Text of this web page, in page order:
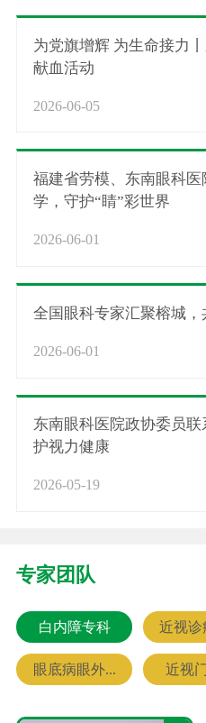
为党旗增辉 为生命接力
献血活动
2026-06-05
福建省劳模、东南眼科
学，守护“睛”彩世界
2026-06-01
全国眼科专家汇聚榕城
2026-06-01
东南眼科医院政协委员联
护视力健康
2026-05-19
专家团队
白内障专科
眼底病眼外... 近视